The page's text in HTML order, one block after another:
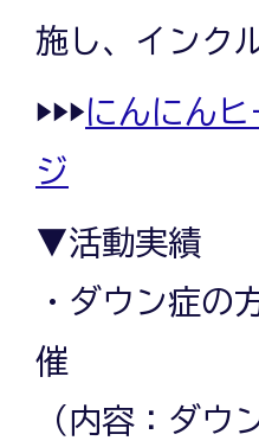
施し、インク
▶▶▶にんにん
ジ
▼活動実績
・ダウン症の
催
（内容：ダウ